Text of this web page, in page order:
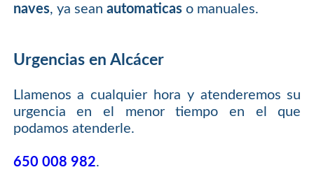
naves, ya sean automaticaso manuales.
Urgencias en Alcácer
Llamenos a cualquier hora y atenderemos su
urgencia en el menor tiempo en el que
podamos atenderle.
650 008 982.